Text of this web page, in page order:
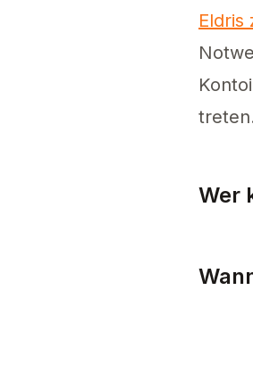
Eldris
Wer